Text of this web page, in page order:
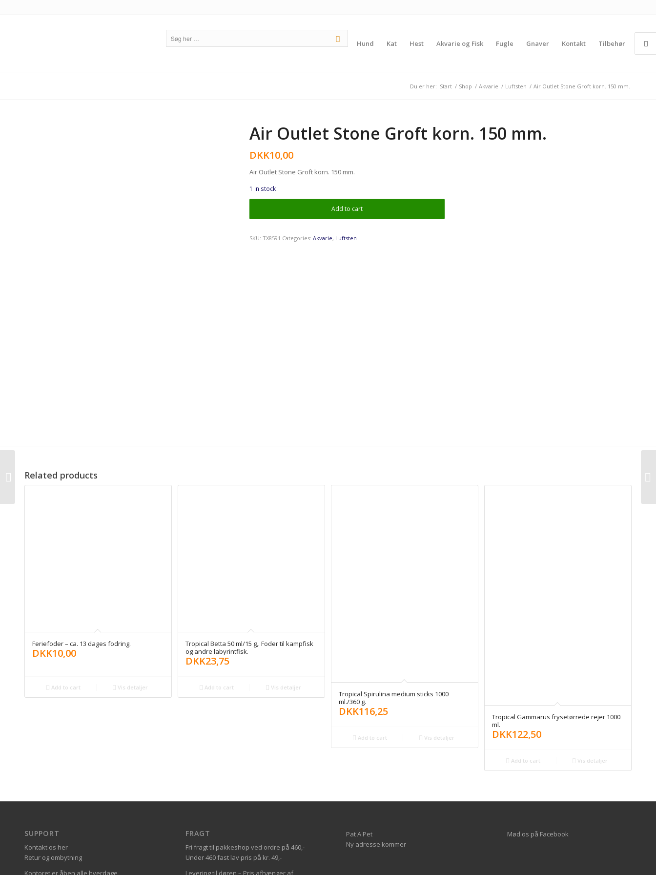
Hund Kat Hest Akvarie og Fisk Fugle Gnaver Kontakt Tilbehør
Du er her: Start / Shop / Akvarie / Luftsten / Air Outlet Stone Groft korn. 150 mm.
Air Outlet Stone Groft korn. 150 mm.
DKK10,00
Air Outlet Stone Groft korn. 150 mm.
1 in stock
Add to cart
SKU: TX8591 Categories: Akvarie, Luftsten
Related products
Feriefoder – ca. 13 dages fodring.
DKK10,00
Add to cart Vis detaljer
Tropical Betta 50 ml/15 g,. Foder til kampfisk
og andre labyrintfisk.
DKK23,75
Add to cart Vis detaljer
Tropical Spirulina medium sticks 1000
ml./360 g.
DKK116,25
Add to cart Vis detaljer
Tropical Gammarus frysetørrede rejer 1000
ml.
DKK122,50
Add to cart Vis detaljer
SUPPORT
Kontakt os her
Retur og ombytning
Kontoret er åben alle hverdage
FRAGT
Fri fragt til pakkeshop ved ordre på 460,-
Under 460 fast lav pris på kr. 49,-
Levering til døren – Pris afhænger af
Pat A Pet
Ny adresse kommer
Mød os på Facebook
pudebetræk 8-12 cm